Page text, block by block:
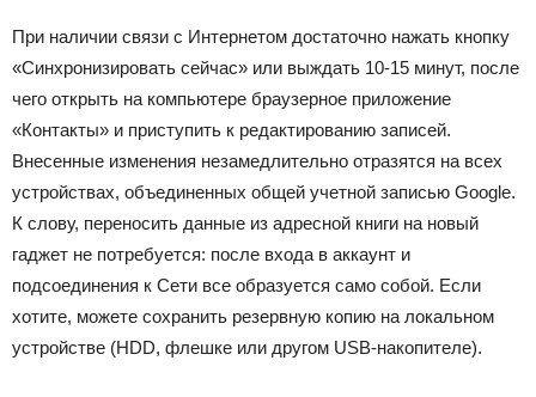
При наличии связи с Интернетом достаточно нажать кнопку
«Синхронизировать сейчас» или выждать 10-15 минут, после
чего открыть на компьютере браузерное приложение
«Контакты» и приступить к редактированию записей.
Внесенные изменения незамедлительно отразятся на всех
устройствах, объединенных общей учетной записью Google.
К слову, переносить данные из адресной книги на новый
гаджет не потребуется: после входа в аккаунт и
подсоединения к Сети все образуется само собой. Если
хотите, можете сохранить резервную копию на локальном
устройстве (HDD, флешке или другом USB-накопителе).